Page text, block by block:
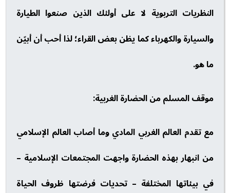
النظريات التربوية لا على أولئك الذين صنعوا الطيارة
والسيارة والكهرباء كما يظن بعض القراء؛ لذا أحب أن أبيّن
ما هو.
موقف المسلم من الحضارة الغربية:
مع تقدم العالم الغربي المادي وما أصاب العالم الإسلامي
من انبهار بهذه الحضارة واجهت المجتمعات الإسلامية –
في بيئاتها المختلفة – تحديات فرضتها ظروف الحياة